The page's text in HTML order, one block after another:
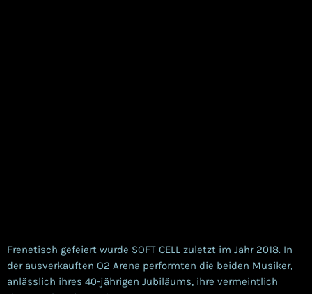
Frenetisch gefeiert wurde SOFT CELL zuletzt im Jahr 2018. In
der ausverkauften O2 Arena performten die beiden Musiker,
anlässlich ihres 40-jährigen Jubiläums, ihre vermeintlich